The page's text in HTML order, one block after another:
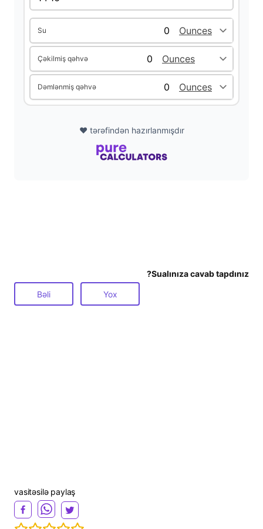
e
o
Su
Çəkilmiş qəhvə
Dəmlənmiş qəhvə
❤️ tərəfindən hazırlanmışdır
Sualınıza cavab tapdınız?
Bəli Yox
vasitəsilə paylaş